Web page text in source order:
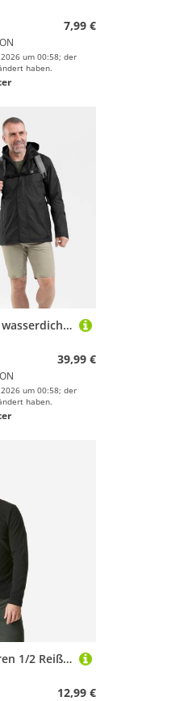
7,99 €
um 00:58; der
haben.
Regenjacke Herren wasserdicht Wandern - NH500 schwarz
39,99 €
um 00:58; der
haben.
Fleecepullover Herren 1/2 Reißverschluss Wandern - MH100 schwarz
12,99 €